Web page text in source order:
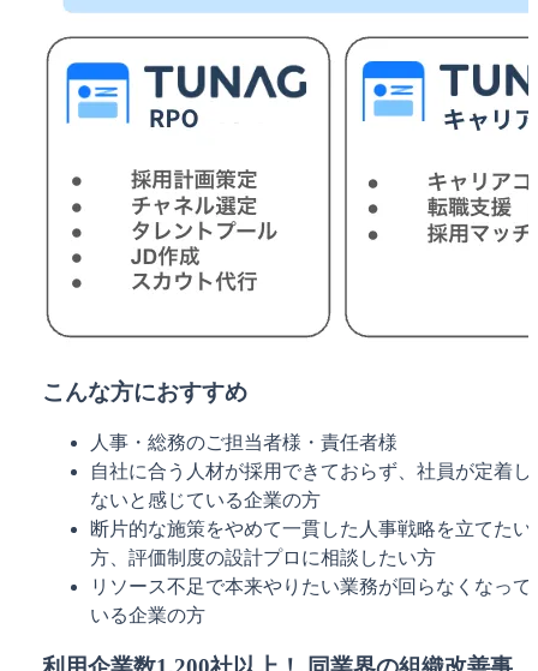
こんな方におすすめ
人事・総務のご担当者様・責任者様
自社に合う人材が採用できておらず、社員が定着し
ないと感じている企業の方
断片的な施策をやめて一貫した人事戦略を立てたい
方、評価制度の設計プロに相談したい方
リソース不足で本来やりたい業務が回らなくなって
いる企業の方